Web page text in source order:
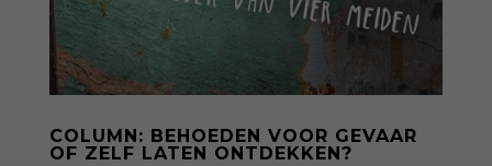
COLUMN: BEHOEDEN VOOR GEVAAR
OF ZELF LATEN ONTDEKKEN?